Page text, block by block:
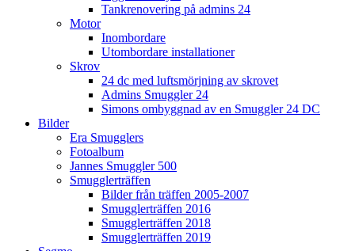
Tankrenovering på admins 24
Motor
Inombordare
Utombordare installationer
Skrov
24 dc med luftsmörjning av skrovet
Admins Smuggler 24
Simons ombyggnad av en Smuggler 24 DC
Bilder
Era Smugglers
Fotoalbum
Jannes Smuggler 500
Smugglerträffen
Bilder från träffen 2005-2007
Smugglerträffen 2016
Smugglerträffen 2018
Smugglerträffen 2019